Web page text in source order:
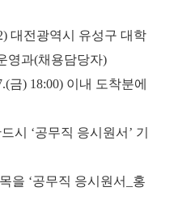
대전광역시 유성구 대학
영과(채용담당자)
금) 18:00) 이내 도착분에
시 ‘공무직 응시원서’ 기
을 ‘공무직 응시원서_홍